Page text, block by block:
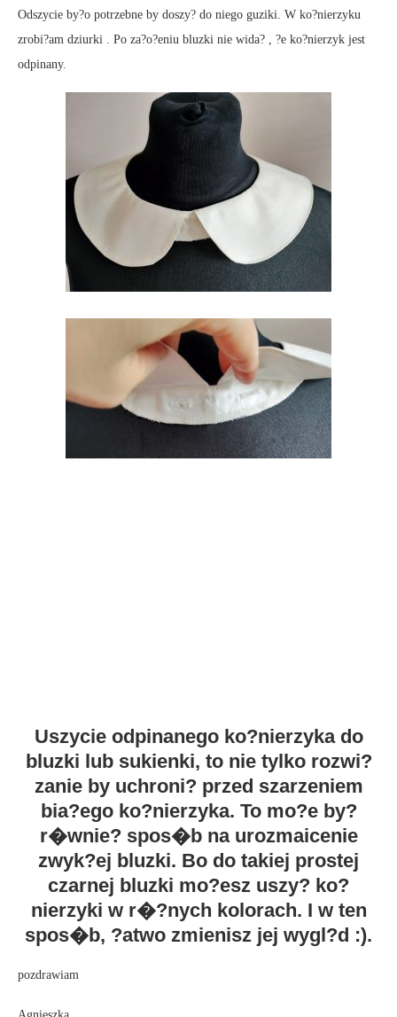
Odszycie by?o potrzebne by doszy? do niego guziki. W ko?nierzyku
zrobi?am dziurki . Po za?o?eniu bluzki nie wida? , ?e ko?nierzyk jest
odpinany.
Uszycie odpinanego ko?nierzyka do
bluzki lub sukienki, to nie tylko rozwi?
zanie by uchroni? przed szarzeniem
bia?ego ko?nierzyka. To mo?e by?
r�wnie? spos�b na urozmaicenie
zwyk?ej bluzki. Bo do takiej prostej
czarnej bluzki mo?esz uszy? ko?
nierzyki w r�?nych kolorach. I w ten
spos�b, ?atwo zmienisz jej wygl?d :).
pozdrawiam